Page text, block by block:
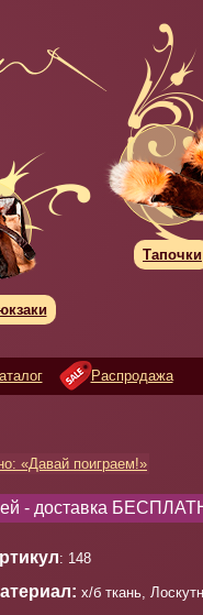
Тапочки
Распродажа
«Давай поиграем!»
- доставка
: 148
х/б ткань,